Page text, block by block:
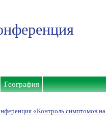
География
«Контроль симптомов на